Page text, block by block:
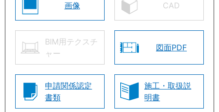
画像 CAD
BIM用テクスチ
ャー
図面PDF
申請関係認定
書類
施工・取扱説
明書